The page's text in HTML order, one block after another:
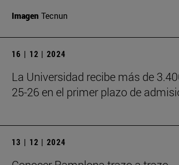
Imagen Tecnun
16 | 12 | 2024
La Universidad recibe más de
25-26 en el primer plazo de
13 | 12 | 2024